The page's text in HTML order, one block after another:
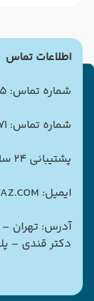
اطلاعات تماس
شماره تماس: 02188521345
شماره تماس: 02188532671
پشتیبانی 24 ساعته: 09104486680
ایمیل: INFO@PARISANPARVAZ.COM
آدرس: تهران –
دکتر قندی – پلاک ۷۹ – ط همکف